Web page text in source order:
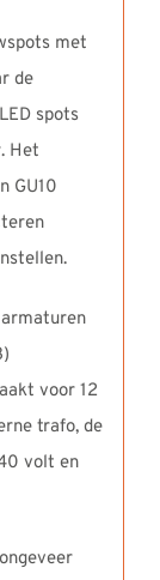
met
de
spots
Het
GU10
armaturen
voor 12
trafo, de
volt en